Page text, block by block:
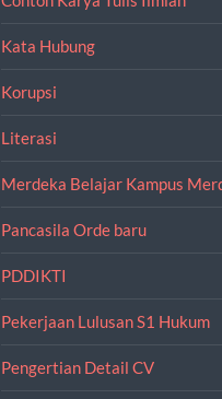
Kata Hubung
Korupsi
Literasi
Merdeka Belajar Kampus
Pancasila Orde baru
PDDIKTI
Pekerjaan Lulusan S1 Hukum
Pengertian Detail CV